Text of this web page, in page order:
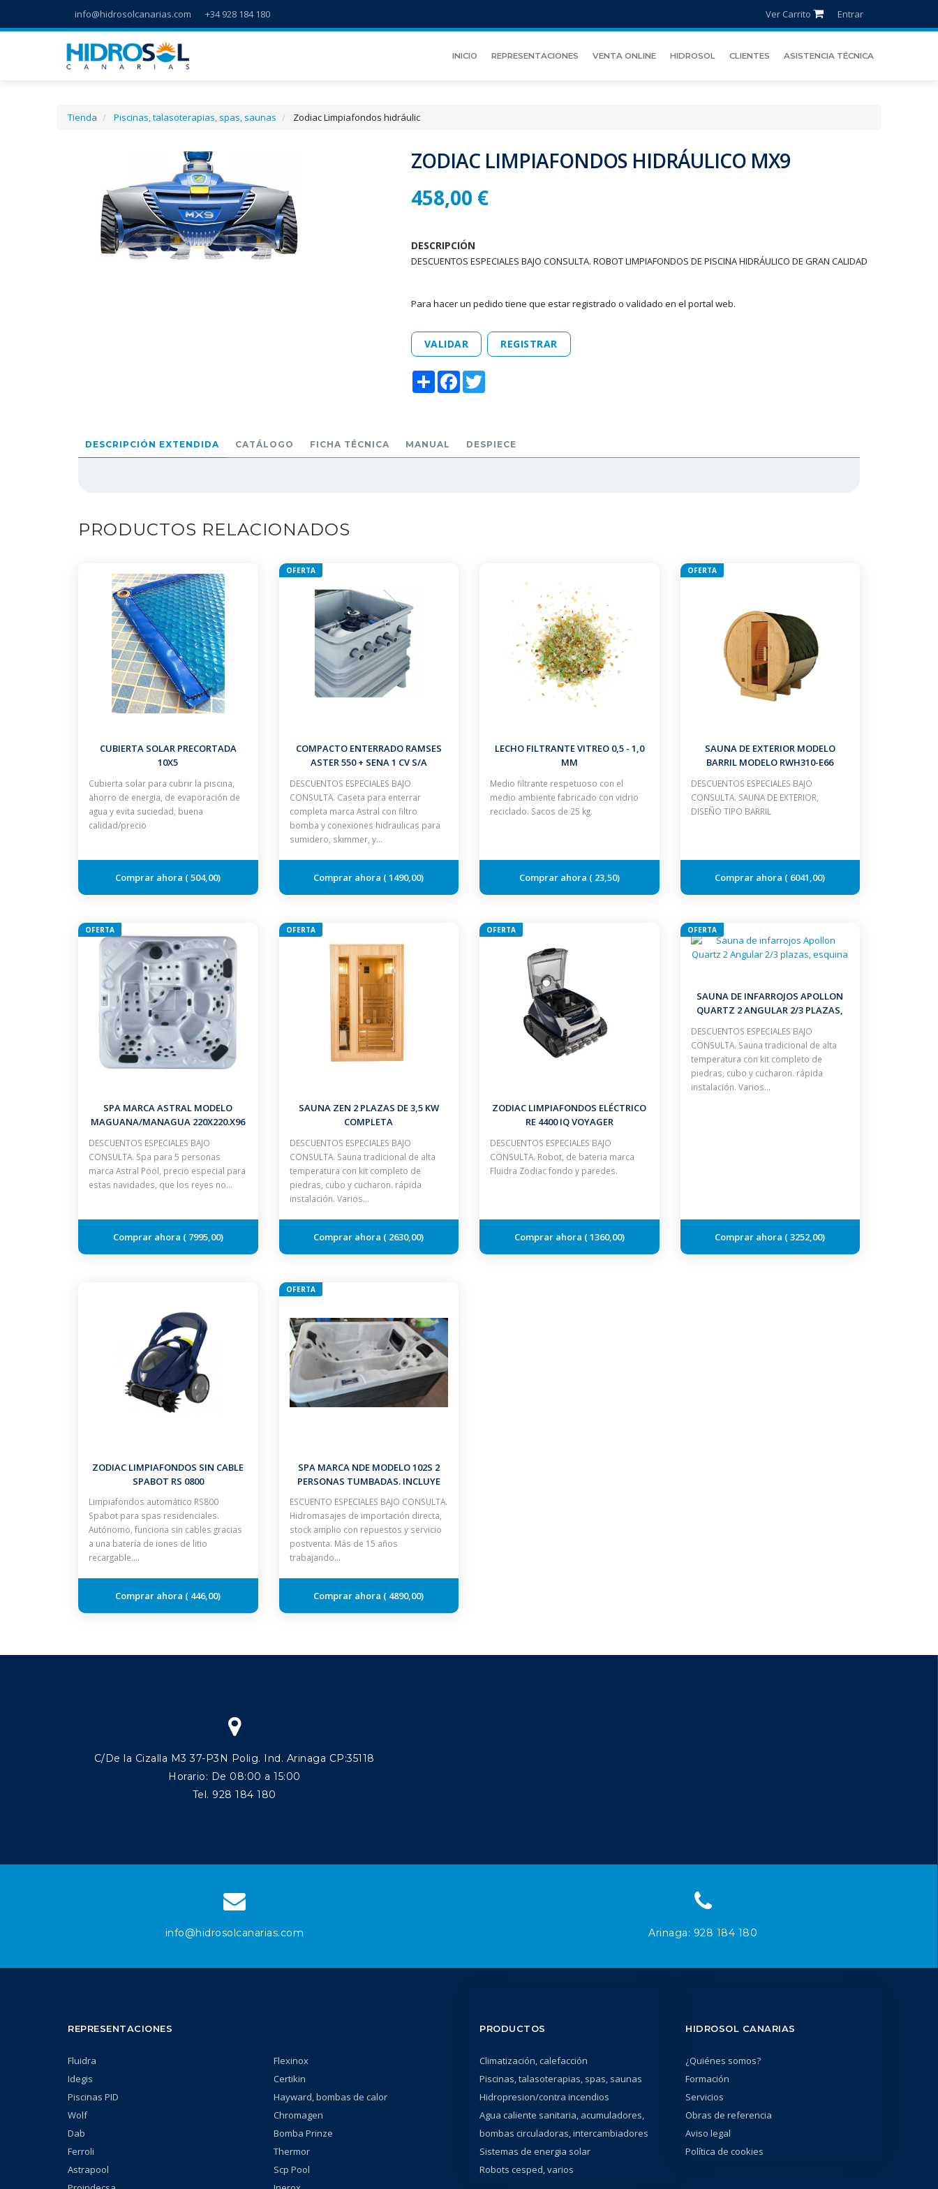
info@hidrosolcanarias.com +34 928 184 180 Ver Carrito Entrar
INICIO REPRESENTACIONES VENTA ONLINE HIDROSOL CLIENTES ASISTENCIA TÉCNICA
Tienda Piscinas, talasoterapias, spas, saunas Zodiac Limpiafondos hidráulic
ZODIAC LIMPIAFONDOS HIDRÁULICO MX9
458,00 €
DESCRIPCIÓN
DESCUENTOS ESPECIALES BAJO CONSULTA. ROBOT LIMPIAFONDOS DE PISCINA HIDRÁULICO DE GRAN CALIDAD
Para hacer un pedido tiene que estar registrado o validado en el portal web.
VALIDAR REGISTRAR
ShareFacebookTwitter
DESCRIPCIÓN EXTENDIDA CATÁLOGO FICHA TÉCNICA MANUAL DESPIECE
PRODUCTOS RELACIONADOS
CUBIERTA SOLAR PRECORTADA
10X5
Cubierta solar para cubrir la piscina,
ahorro de energia, de evaporación de
agua y evita suciedad, buena
calidad/precio
504,00
OFERTA
COMPACTO ENTERRADO RAMSES
ASTER 550 + SENA 1 CV S/A
DESCUENTOS ESPECIALES BAJO
CONSULTA. Caseta para enterrar
completa marca Astral con filtro
bomba y conexiones hidraulicas para
sumidero, skimmer, y…
1490,00
LECHO FILTRANTE VITREO 0,5 - 1,0
MM
Medio filtrante respetuoso con el
medio ambiente fabricado con vidrio
reciclado. Sacos de 25 kg.
23,50
OFERTA
SAUNA DE EXTERIOR MODELO
BARRIL MODELO RWH310-E66
4.5 KW
DESCUENTOS ESPECIALES BAJO
CONSULTA. SAUNA DE EXTERIOR,
DISEÑO TIPO BARRIL
6041,00
OFERTA
SPA MARCA ASTRAL MODELO
MAGUANA/MANAGUA 220X220.X96
CON ESCALERA Y CUBIERTA
DESCUENTOS ESPECIALES BAJO
CONSULTA. Spa para 5 personas
marca Astral Pool, precio especial para
estas navidades, que los reyes no…
7995,00
OFERTA
SAUNA ZEN 2 PLAZAS DE 3,5 KW
COMPLETA
DESCUENTOS ESPECIALES BAJO
CONSULTA. Sauna tradicional de alta
temperatura con kit completo de
piedras, cubo y cucharon. rápida
instalación. Varios…
2630,00
OFERTA
ZODIAC LIMPIAFONDOS ELÉCTRICO
RE 4400 IQ VOYAGER
DESCUENTOS ESPECIALES BAJO
CONSULTA. Robot, de bateria marca
Fluidra Zodiac fondo y paredes.
1360,00
OFERTA
SAUNA DE INFARROJOS APOLLON
QUARTZ 2 ANGULAR 2/3 PLAZAS,
DESCUENTOS ESPECIALES BAJO
CONSULTA. Sauna tradicional de alta
temperatura con kit completo de
piedras, cubo y cucharon. rápida
instalación. Varios…
3252,00
ZODIAC LIMPIAFONDOS SIN CABLE
SPABOT RS 0800
Limpiafondos automático RS800
Spabot para spas residenciales.
Autónomo, funciona sin cables gracias
a una batería de iones de litio
recargable.…
446,00
OFERTA
SPA MARCA NDE MODELO 102S 2
PERSONAS TUMBADAS. INCLUYE
ESCUENTO ESPECIALES BAJO CONSULTA.
Hidromasajes de importación directa,
stock amplio con repuestos y servicio
postventa. Más de 15 años
trabajando…
4890,00
C/De la Cizalla M3 37-P3N Polig. Ind. Arinaga CP:35118
Horario: De 08:00 a 15:00
Tel. 928 184 180
info@hidrosolcanarias.com Arinaga: 928 184 180
REPRESENTACIONES
Fluidra
Flexinox
Idegis
Certikin
Piscinas PID
Hayward, bombas de calor
Wolf
Chromagen
Dab
Bomba Prinze
Ferroli
Thermor
Astrapool
Scp Pool
PRODUCTOS
Climatización, calefacción
Piscinas, talasoterapias, spas, saunas
Hidropresion/contra incendios
Agua caliente sanitaria, acumuladores,
bombas circuladoras, intercambiadores
Sistemas de energia solar
Robots cesped, varios
HIDROSOL CANARIAS
¿Quiénes somos?
Formación
Servicios
Obras de referencia
Aviso legal
Política de cookies